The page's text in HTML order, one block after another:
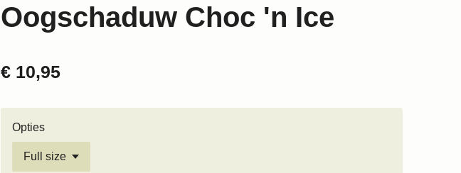
Oogschaduw Choc 'n Ice
€ 10,95
Opties